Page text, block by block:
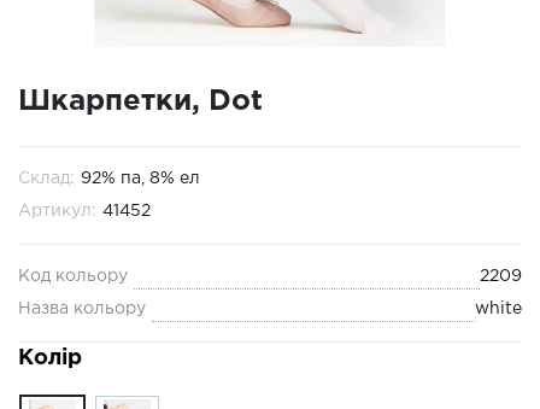
Шкарпетки, Dot
Склад: 92% па, 8% ел
Артикул: 41452
Код кольору 2209
Назва кольору white
Колір